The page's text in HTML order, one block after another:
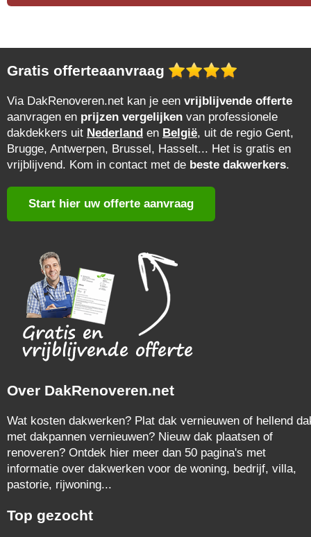
Gratis offerteaanvraag
Via DakRenoveren.net kan je een vrijblijvende offerte
aanvragen en prijzen vergelijken van professionele
dakdekkers uit Nederland en België, uit de regio Gent,
Brugge, Antwerpen, Brussel, Hasselt... Het is gratis en
vrijblijvend. Kom in contact met de beste dakwerkers.
Start hier uw offerte aanvraag
Over DakRenoveren.net
Wat kosten dakwerken? Plat dak vernieuwen of hellend
met dakpannen vernieuwen? Nieuw dak plaatsen of
renoveren? Ontdek hier meer dan 50 pagina's met
informatie over dakwerken voor de woning, bedrijf, villa,
pastorie, rijwoning...
Top gezocht